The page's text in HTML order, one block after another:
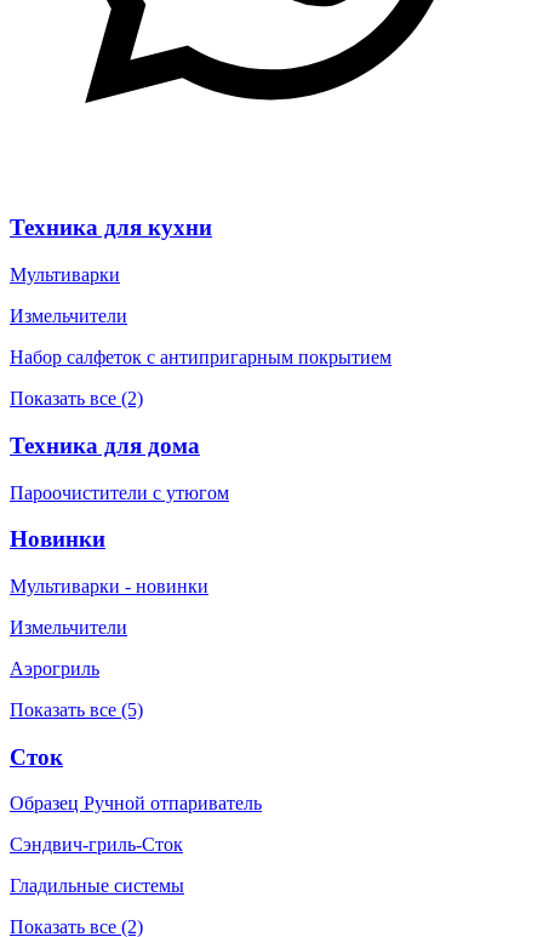
Техника для кухни
Мультиварки
Измельчители
Набор салфеток с антипригарным покрытием
Показать все (2)
Техника для дома
Пароочистители с утюгом
Новинки
Мультиварки - новинки
Измельчители
Аэрогриль
Показать все (5)
Сток
Образец Ручной отпариватель
Сэндвич-гриль-Сток
Гладильные системы
Показать все (2)